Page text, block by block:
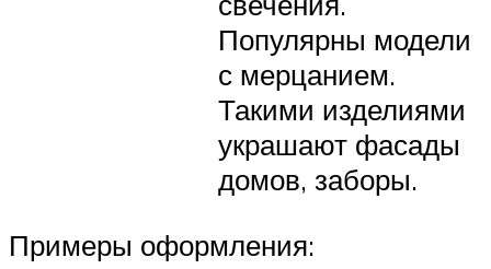
Популярны модели
с мерцанием.
Такими изделиями
украшают фасады
домов, заборы.
Примеры оформления: